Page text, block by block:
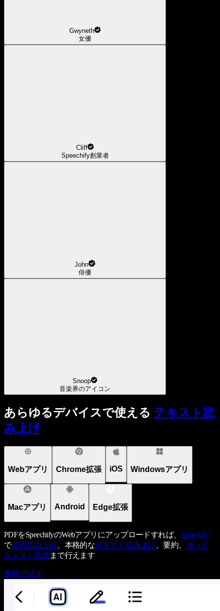
Gwyneth
女優
Cliff
Speechify創業者
John
俳優
Snoop
音楽界のアイコン
あらゆるデバイスで使える テキスト読
み上げ
Webアプリ Chrome拡張 iOS Windowsアプリ
Macアプリ Android Edge拡張
PDFをSpeechifyのWebアプリにアップロードすれば、 Speechify
で音声読み上げ、本格的なテキスト読み上げ、要約、 ポッド
キャスト作成まで行えます
無料で試す